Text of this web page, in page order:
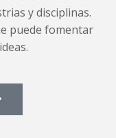
y disciplinas.
puede fomentar